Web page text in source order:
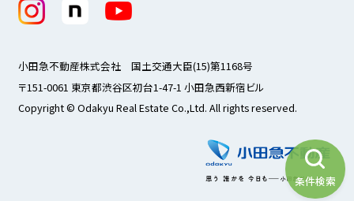
条件検索
小田急不動産株式会社 国土交通大臣(15)第1168号
〒151-0061 東京都渋谷区初台1-47-1 小田急西新宿ビル
Copyright © Odakyu Real Estate Co.,Ltd. All rights reserved.